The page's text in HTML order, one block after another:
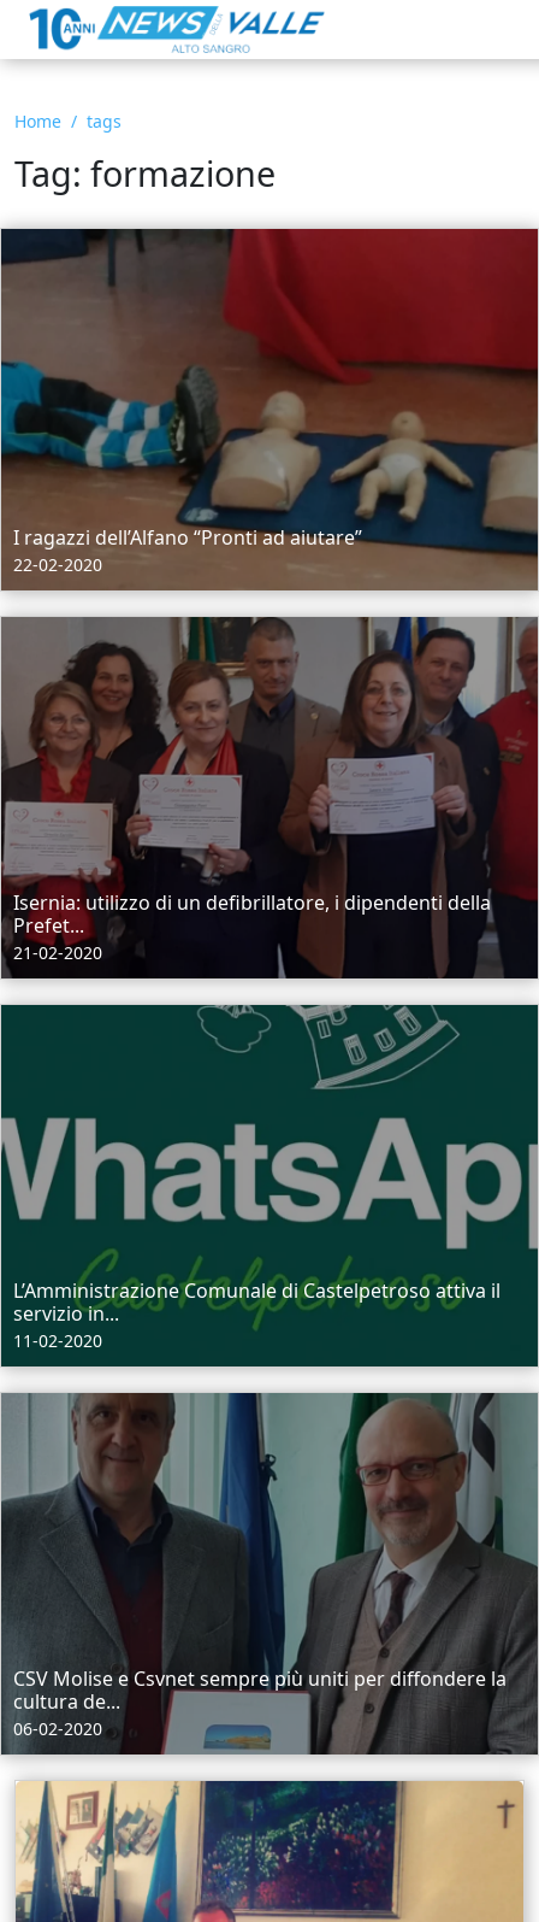
Home tags
Tag: formazione
I ragazzi dell’Alfano “Pronti ad aiutare”
22-02-2020
Isernia: utilizzo di un defibrillatore, i dipendenti della
Prefet...
21-02-2020
L’Amministrazione Comunale di Castelpetroso attiva il
servizio in...
11-02-2020
CSV Molise e Csvnet sempre più uniti per diffondere la
cultura de...
06-02-2020